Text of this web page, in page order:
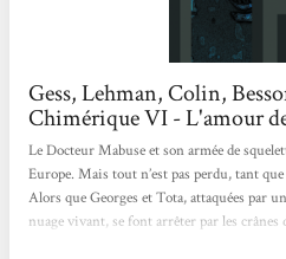
Gess, Lehman, Colin,
Chimérique VI - L'amour
Le Docteur Mabuse et son armée de
Europe. Mais tout n’est pas perdu, tant
Alors que Georges et Tota, attaquées par
nuage vivant, se font arrêter par les